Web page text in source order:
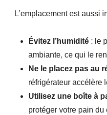
L’emplacement est aussi
Évitez l’humidité : le
ambiante, ce qui le
Ne le placez pas au
réfrigérateur accélère
Utilisez une boîte à
protéger votre pain du